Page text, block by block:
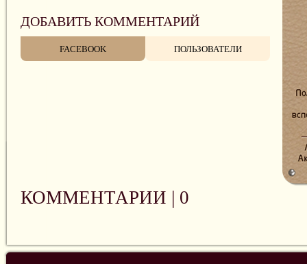
ДОБАВИТЬ КОММЕНТАРИЙ
FACEBOOK ПОЛЬЗОВАТЕЛИ
КОММЕНТАРИИ | 0